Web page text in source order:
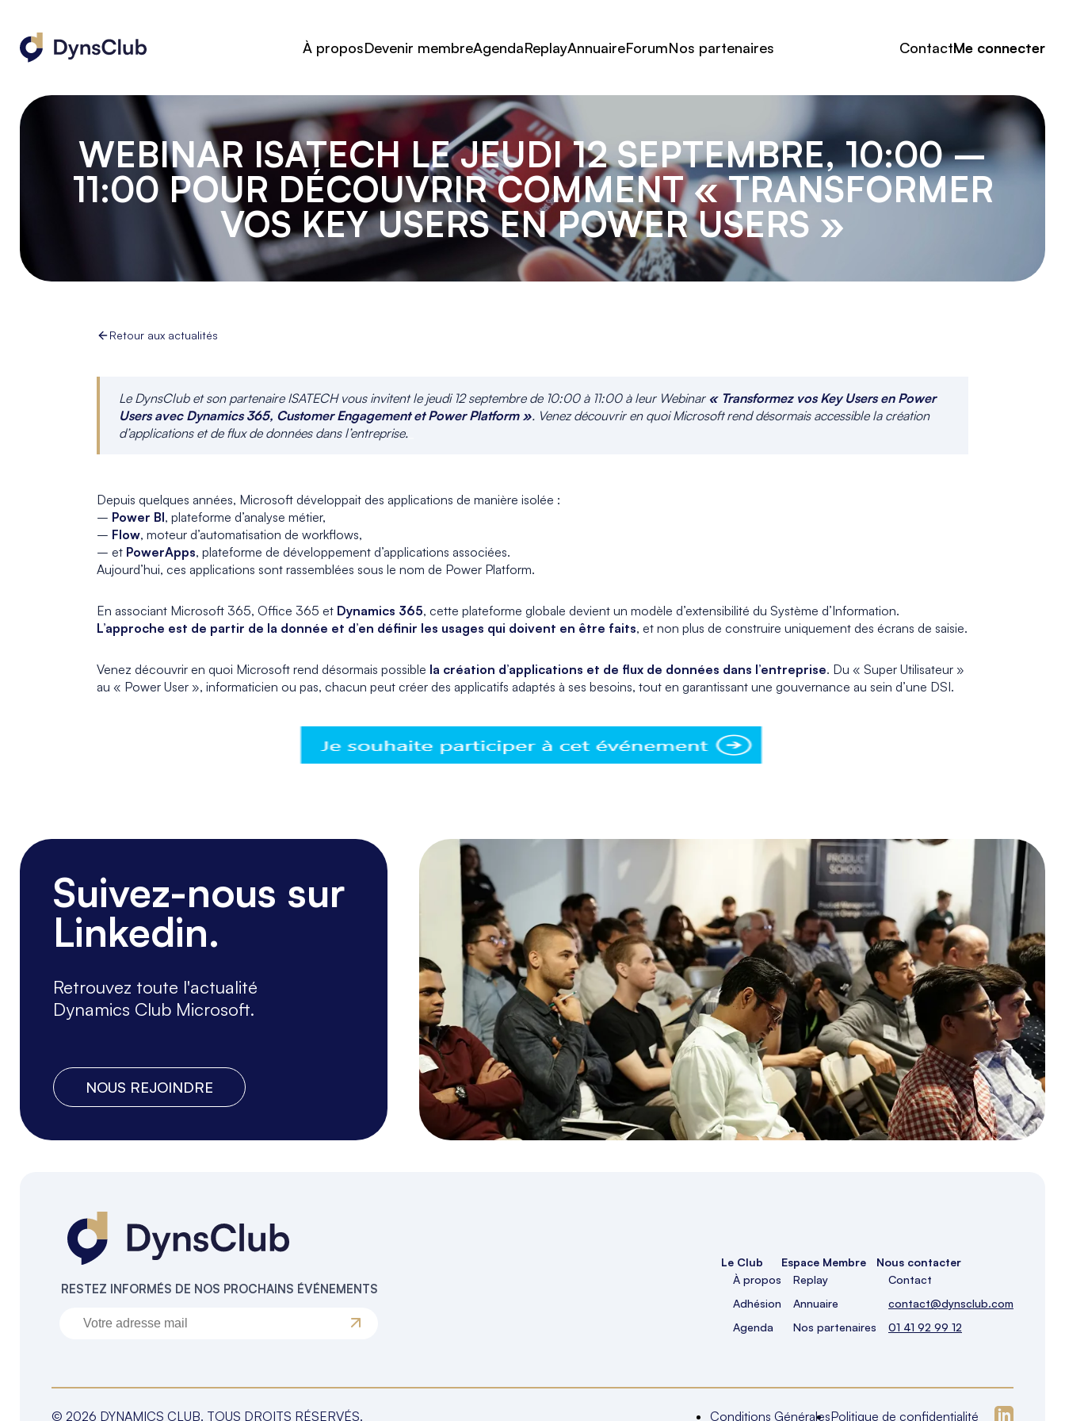
À proposDevenir membreAgendaReplayAnnuaireForumNos partenaires ContactMe connecter
WEBINAR ISATECH LE JEUDI 12 SEPTEMBRE, 10:00 –
11:00 POUR DÉCOUVRIR COMMENT « TRANSFORMER
VOS KEY USERS EN POWER USERS »
Retour aux actualités
Le DynsClub et son partenaire ISATECH vous invitent le jeudi 12 septembre de 10:00 à 11:00 à leur Webinar « Transformez vos Key Users en Power
Users avec Dynamics 365, Customer Engagement et Power Platform ». Venez découvrir en quoi Microsoft rend désormais accessible la création
d’applications et de flux de données dans l’entreprise.
Depuis quelques années, Microsoft développait des applications de manière isolée :
– Power BI, plateforme d’analyse métier,
– Flow, moteur d’automatisation de workflows,
– et PowerApps, plateforme de développement d’applications associées.
Aujourd’hui, ces applications sont rassemblées sous le nom de Power Platform.
En associant Microsoft 365, Office 365 et Dynamics 365, cette plateforme globale devient un modèle d’extensibilité du Système d’Information.
L’approche est de partir de la donnée et d’en définir les usages qui doivent en être faits, et non plus de construire uniquement des écrans de saisie.
Venez découvrir en quoi Microsoft rend désormais possible la création d’applications et de flux de données dans l’entreprise. Du « Super Utilisateur »
au « Power User », informaticien ou pas, chacun peut créer des applicatifs adaptés à ses besoins, tout en garantissant une gouvernance au sein d’une DSI.
Suivez-nous sur
Linkedin.
Retrouvez toute l'actualité
Dynamics Club Microsoft.
NOUS REJOINDRE
RESTEZ INFORMÉS DE NOS PROCHAINS ÉVÉNEMENTS
Le Club
À propos
Adhésion
Agenda
Espace Membre
Replay
Annuaire
Nos partenaires
Nous contacter
Contact
contact@dynsclub.com
01 41 92 99 12
© 2026 DYNAMICS CLUB. TOUS DROITS RÉSERVÉS. Conditions GénéralesPolitique de confidentialité